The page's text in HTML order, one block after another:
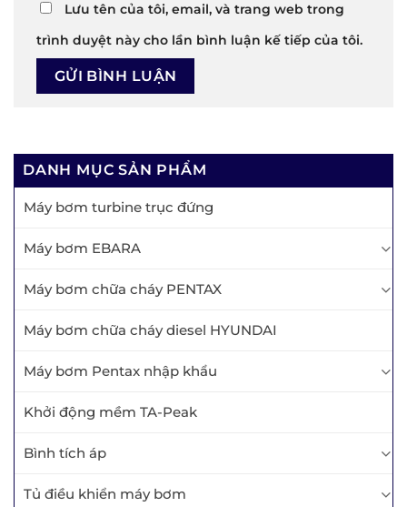
DANH MỤC SẢN PHẨM
Máy bơm turbine trục đứng
Máy bơm EBARA
Máy bơm chữa cháy PENTAX
Máy bơm chữa cháy diesel HYUNDAI
Máy bơm Pentax nhập khẩu
Khởi động mềm TA-Peak
Bình tích áp
Tủ điều khiển máy bơm
Lưu tên của tôi, email, và trang web trong
trình duyệt này cho lần bình luận kế tiếp của tôi.